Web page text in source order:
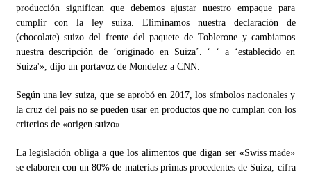
producción significan que debemos ajustar nuestro empaque para
cumplir con la ley suiza. Eliminamos nuestra declaración de
(chocolate) suizo del frente del paquete de Toblerone y cambiamos
nuestra descripción de ‘originado en Suiza’. ‘ ‘ a ‘establecido en
Suiza'», dijo un portavoz de Mondelez a CNN.
Según una ley suiza, que se aprobó en 2017, los símbolos nacionales y
la cruz del país no se pueden usar en productos que no cumplan con los
criterios de «origen suizo».
La legislación obliga a que los alimentos que digan ser «Swiss made»
se elaboren con un 80% de materias primas procedentes de Suiza, cifra